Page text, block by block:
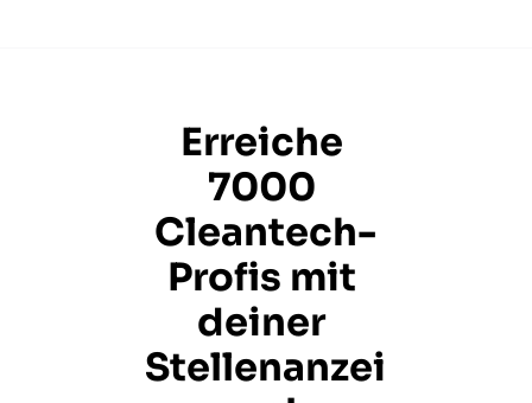
Erreiche
7000
Cleantech-
Profis mit
deiner
Stellenanzei